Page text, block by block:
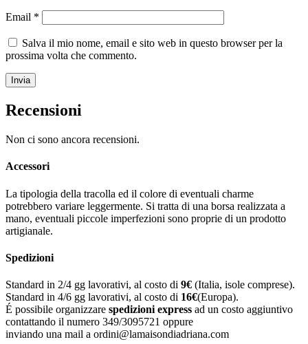
Email *
Salva il mio nome, email e sito web in questo browser per la
prossima volta che commento.
Recensioni
Non ci sono ancora recensioni.
Accessori
La tipologia della tracolla ed il colore di eventuali charme
potrebbero variare leggermente. Si tratta di una borsa realizzata a
mano, eventuali piccole imperfezioni sono proprie di un prodotto
artigianale.
Spedizioni
Standard in 2/4 gg lavorativi, al costo di 9€ (Italia, isole comprese).
Standard in 4/6 gg lavorativi, al costo di 16€(Europa).
É possibile organizzare spedizioni express ad un costo aggiuntivo
contattando il numero 349/3095721 oppure
inviando una mail a ordini@lamaisondiadriana.com